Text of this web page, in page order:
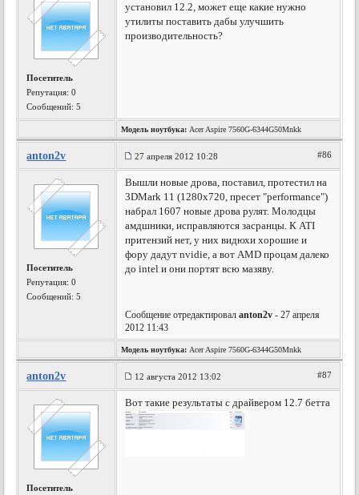
Посетитель
Репутация:0
Сообщений: 5
установил 12.2, может еще какие нужно
утилиты поставить дабы улучшить
производительность?
Модель ноутбука: Acer Aspire 7560G-6344G50Mnkk
anton2v 27 апреля 2012 10:28 #86
Посетитель
Репутация:0
Сообщений: 5
Вышли новые дрова, поставил, протестил на
3DMark 11 (1280x720, пресет "performance")
набрал 1607 новые дрова рулят. Молодцы
амдшники, исправляются засранцы. К ATI
притензий нет, у них видюхи хорошие и
фору дадут nvidie, а вот AMD процам далеко
до intel и они портят всю мазяву.
Сообщение отредактировалanton2v - 27 апреля
2012 11:43
Модель ноутбука: Acer Aspire 7560G-6344G50Mnkk
anton2v 12 августа 2012 13:02 #87
Посетитель
Вот такие результаты с драйвером 12.7 бетта